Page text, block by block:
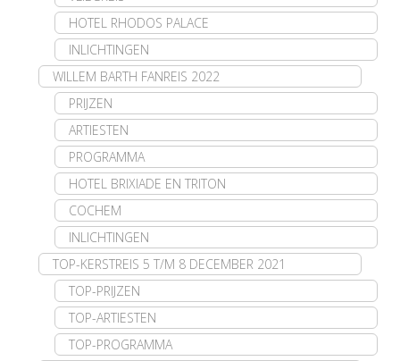
HOTEL RHODOS PALACE
INLICHTINGEN
WILLEM BARTH FANREIS 2022
PRIJZEN
ARTIESTEN
PROGRAMMA
HOTEL BRIXIADE EN TRITON
COCHEM
INLICHTINGEN
TOP-KERSTREIS 5 T/M 8 DECEMBER 2021
TOP-PRIJZEN
TOP-ARTIESTEN
TOP-PROGRAMMA